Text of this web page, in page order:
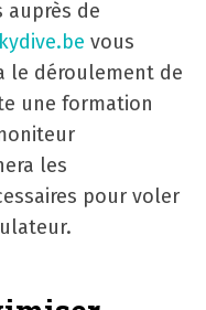
auprès de
vous
le déroulement de
une formation
les
pour voler